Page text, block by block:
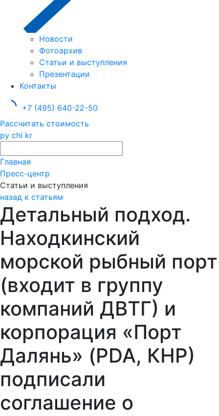
Новости
Фотоархив
Статьи и выступления
Презентации
Контакты
+7 (495) 640-22-50
Рассчитать стоимость
ру chi kr
Главная
Пресс-центр
Статьи и выступления
назад к статьям
Детальный подход.
Находкинский
морской рыбный порт
(входит в группу
компаний ДВТГ) и
корпорация «Порт
Далянь» (PDA, КНР)
подписали
соглашение о